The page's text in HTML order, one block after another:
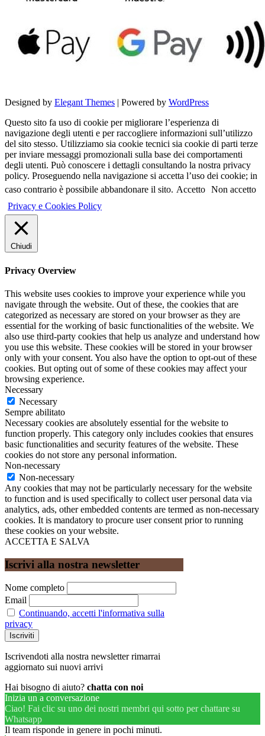
Designed by Elegant Themes | Powered by WordPress
Questo sito fa uso di cookie per migliorare l’esperienza di
navigazione degli utenti e per raccogliere informazioni sull’utilizzo
del sito stesso. Utilizziamo sia cookie tecnici sia cookie di parti terze
per inviare messaggi promozionali sulla base dei comportamenti
degli utenti. Può conoscere i dettagli consultando la nostra privacy
policy. Proseguendo nella navigazione si accetta l’uso dei cookie; in
caso contrario è possibile abbandonare il sito. Accetto Non accetto
Privacy e Cookies Policy
Chiudi
Privacy Overview
This website uses cookies to improve your experience while you
navigate through the website. Out of these, the cookies that are
categorized as necessary are stored on your browser as they are
essential for the working of basic functionalities of the website. We
also use third-party cookies that help us analyze and understand how
you use this website. These cookies will be stored in your browser
only with your consent. You also have the option to opt-out of these
cookies. But opting out of some of these cookies may affect your
browsing experience.
Necessary
Necessary
Sempre abilitato
Necessary cookies are absolutely essential for the website to
function properly. This category only includes cookies that ensures
basic functionalities and security features of the website. These
cookies do not store any personal information.
Non-necessary
Non-necessary
Any cookies that may not be particularly necessary for the website
to function and is used specifically to collect user personal data via
analytics, ads, other embedded contents are termed as non-necessary
cookies. It is mandatory to procure user consent prior to running
these cookies on your website.
ACCETTA E SALVA
Iscrivi alla nostra newsletter
Nome completo
Email
Continuando, accetti l'informativa sulla
privacy
Iscrivendoti alla nostra newsletter rimarrai
aggiornato sui nuovi arrivi
Hai bisogno di aiuto? chatta con noi
Inizia un a conversazione
Ciao! Fai clic su uno dei nostri membri qui sotto per chattare su
Whatsapp
Il team risponde in genere in pochi minuti.